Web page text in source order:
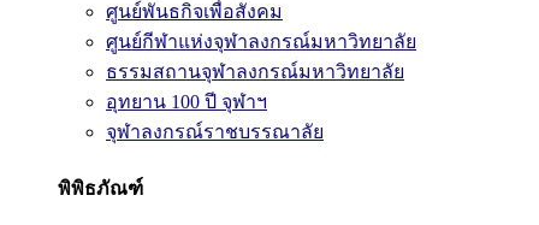
ศูนย์พันธกิจเพื่อสังคม
ศูนย์กีฬาแห่งจุฬาลงกรณ์มหาวิทยาลัย
ธรรมสถานจุฬาลงกรณ์มหาวิทยาลัย
อุทยาน 100 ปี จุฬาฯ
จุฬาลงกรณ์ราชบรรณาลัย
พิพิธภัณฑ์